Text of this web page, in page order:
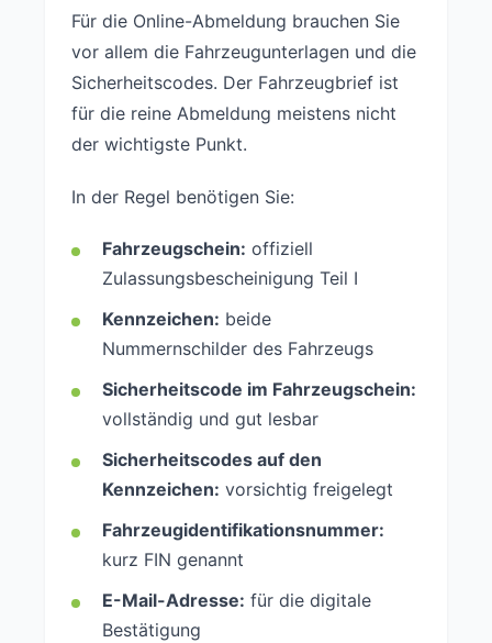
Für die Online-Abmeldung brauchen Sie
vor allem die Fahrzeugunterlagen und die
Sicherheitscodes. Der Fahrzeugbrief ist
für die reine Abmeldung meistens nicht
der wichtigste Punkt.
In der Regel benötigen Sie:
Fahrzeugschein: offiziell
Zulassungsbescheinigung Teil I
Kennzeichen: beide
Nummernschilder des Fahrzeugs
Sicherheitscode im Fahrzeugschein:
vollständig und gut lesbar
Sicherheitscodes auf den
Kennzeichen: vorsichtig freigelegt
Fahrzeugidentifikationsnummer:
kurz FIN genannt
E-Mail-Adresse: für die digitale
Bestätigung